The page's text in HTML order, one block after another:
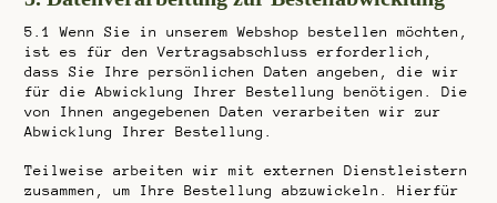
5.1 Wenn Sie in unserem Webshop bestellen möchten,
ist es für den Vertragsabschluss erforderlich,
dass Sie Ihre persönlichen Daten angeben, die wir
für die Abwicklung Ihrer Bestellung benötigen. Die
von Ihnen angegebenen Daten verarbeiten wir zur
Abwicklung Ihrer Bestellung.
Teilweise arbeiten wir mit externen Dienstleistern
zusammen, um Ihre Bestellung abzuwickeln. Hierfür